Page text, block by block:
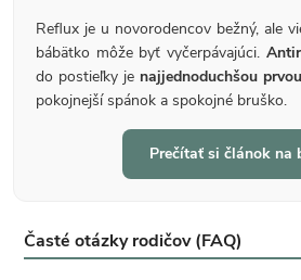
Reflux je u novorodencov bežný, ale
bábätko môže byť vyčerpávajúci.
do postieľky je najjednoduchšou
pokojnejší spánok a spokojné bruško.
Prečítať si článok na
Časté otázky rodičov (FAQ)